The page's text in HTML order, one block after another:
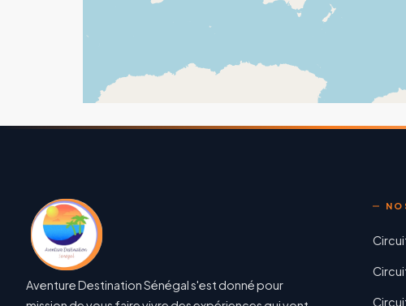
Aventure Destination Sénégal s'est donné pour